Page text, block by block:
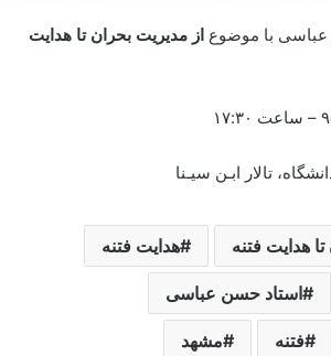
با موضوع از مدیریت بحران تا هدایت
– ساعت ۱۷:۳۰
تالار ابـن سیـنا
هدایت فتنه هدایت فتنه
استاد حسن عباسی
فتنه مشهد